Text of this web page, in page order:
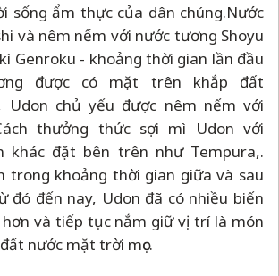
sống ẩm thực của dân chúng.Nước
và nêm nếm với nước tương Shoyu
Genroku - khoảng thời gian lần đầu
được có mặt trên khắp đất
Udon chủ yếu được nêm nếm với
thưởng thức sợi mì Udon với
khác đặt bên trên như Tempura,.
trong khoảng thời gian giữa và sau
đó đến nay, Udon đã có nhiều biến
và tiếp tục nắm giữ vị trí là món
nước mặt trời mọc.